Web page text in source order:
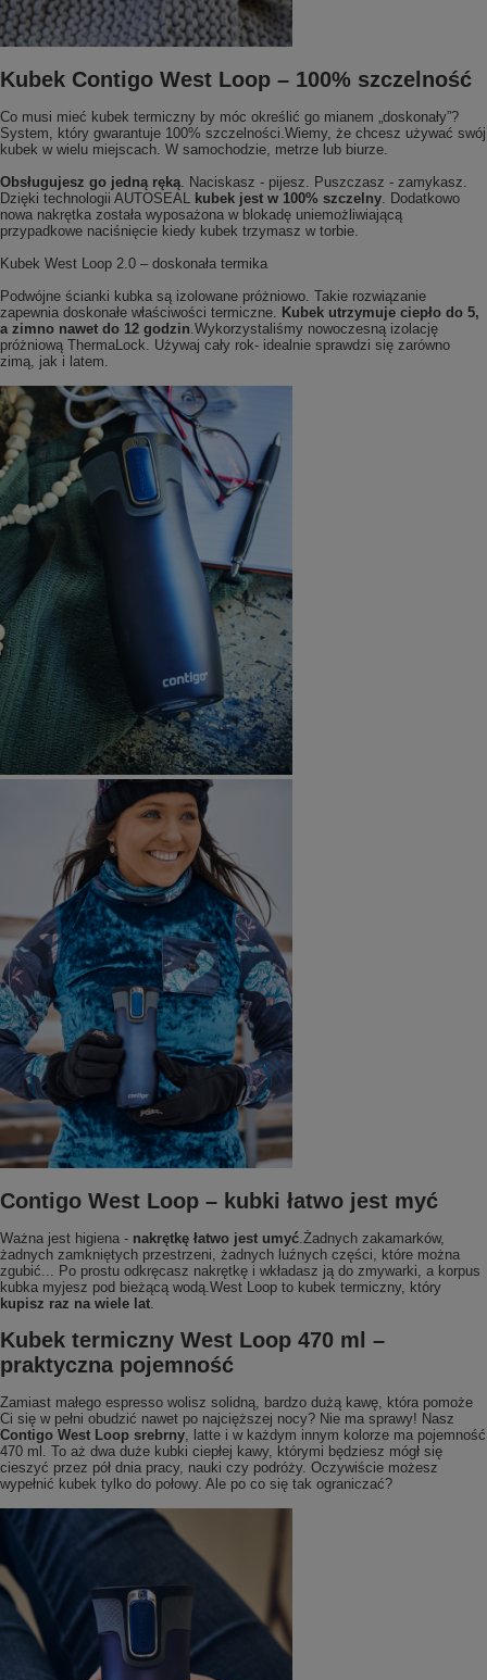
Kubek Contigo West Loop – 100% szczelność
Co musi mieć kubek termiczny by móc określić go mianem „doskonały”?
System, który gwarantuje 100% szczelności.Wiemy, że chcesz używać swój
kubek w wielu miejscach. W samochodzie, metrze lub biurze.
Obsługujesz go jedną ręką . Naciskasz - pijesz. Puszczasz - zamykasz.
Dzięki technologii AUTOSEAL kubek jest w 100% szczelny . Dodatkowo
nowa nakrętka została wyposażona w blokadę uniemożliwiającą
przypadkowe naciśnięcie kiedy kubek trzymasz w torbie.
Kubek West Loop 2.0 – doskonała termika
Podwójne ścianki kubka są izolowane próżniowo. Takie rozwiązanie
zapewnia doskonałe właściwości termiczne. Kubek utrzymuje ciepło do 5,
a zimno nawet do 12 godzin .Wykorzystaliśmy nowoczesną izolację
próżniową ThermaLock. Używaj cały rok- idealnie sprawdzi się zarówno
zimą, jak i latem.
Contigo West Loop – kubki łatwo jest myć
Ważna jest higiena - nakrętkę łatwo jest umyć.Żadnych zakamarków,
żadnych zamkniętych przestrzeni, żadnych luźnych części, które można
zgubić... Po prostu odkręcasz nakrętkę i wkładasz ją do zmywarki, a korpus
kubka myjesz pod bieżącą wodą.West Loop to kubek termiczny, który
kupisz raz na wiele lat.
Kubek termiczny West Loop 470 ml –
praktyczna pojemność
Zamiast małego espresso wolisz solidną, bardzo dużą kawę, która pomoże
Ci się w pełni obudzić nawet po najcięższej nocy? Nie ma sprawy! Nasz
Contigo West Loop srebrny, latte i w każdym innym kolorze ma pojemność
470 ml. To aż dwa duże kubki ciepłej kawy, którymi będziesz mógł się
cieszyć przez pół dnia pracy, nauki czy podróży. Oczywiście możesz
wypełnić kubek tylko do połowy. Ale po co się tak ograniczać?